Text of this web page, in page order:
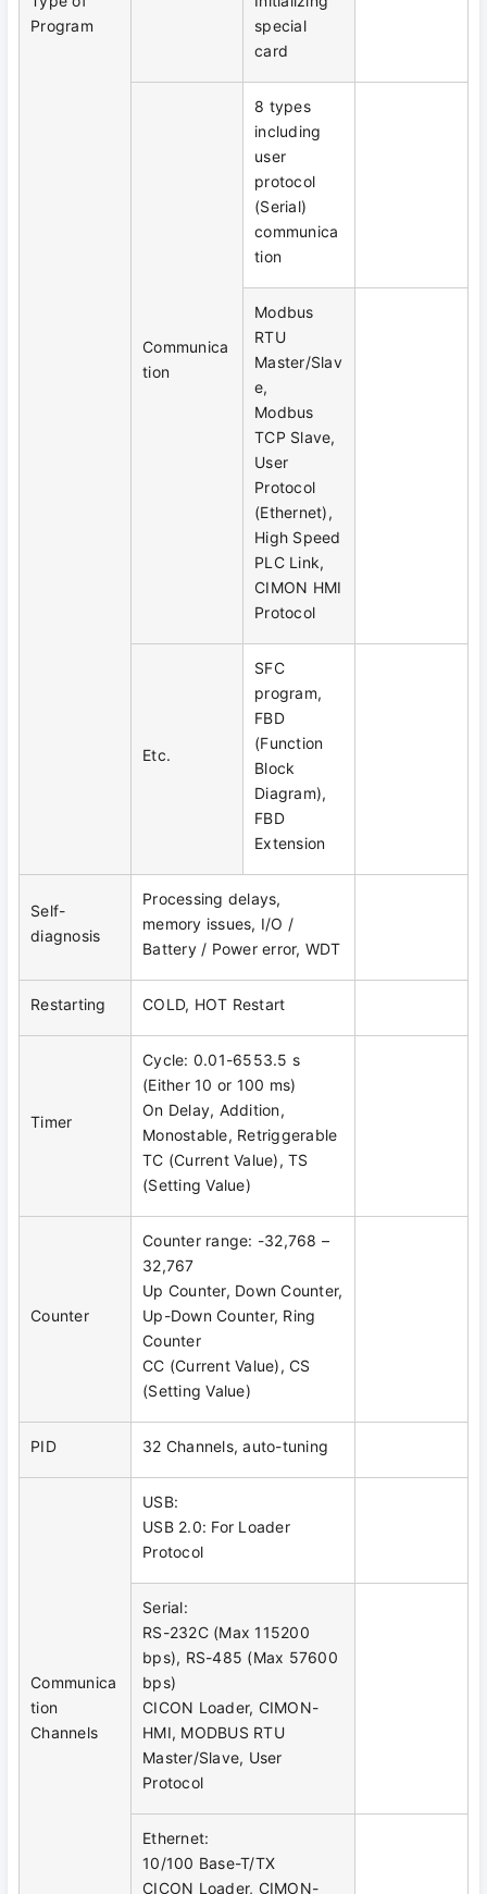
Program
special
card
Communica
tion
8 types
including
user
protocol
(Serial)
communica
tion
Modbus
RTU
Master/Slav
e,
Modbus
TCP Slave,
User
Protocol
(Ethernet),
High Speed
PLC Link,
CIMON HMI
Protocol
Etc.
SFC
program,
FBD
(Function
Block
Diagram),
FBD
Extension
Self-
diagnosis
Processing delays,
memory issues, I/O /
Battery / Power error, WDT
Restarting COLD, HOT Restart
Timer
Cycle: 0.01-6553.5 s
(Either 10 or 100 ms)
On Delay, Addition,
Monostable, Retriggerable
TC (Current Value), TS
(Setting Value)
Counter
Counter range: -32,768 –
32,767
Up Counter, Down Counter,
Up-Down Counter, Ring
Counter
CC (Current Value), CS
(Setting Value)
PID 32 Channels, auto-tuning
Communica
tion
Channels
USB:
USB 2.0: For Loader
Protocol
Serial:
RS-232C (Max 115200
bps), RS-485 (Max 57600
bps)
CICON Loader, CIMON-
HMI, MODBUS RTU
Master/Slave, User
Protocol
Ethernet:
10/100 Base-T/TX
CICON Loader, CIMON-